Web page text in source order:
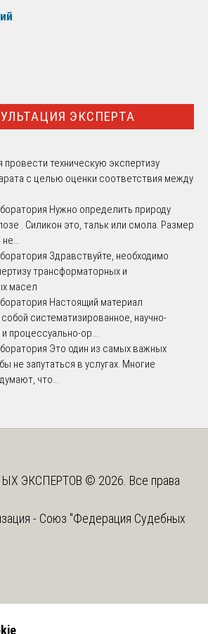
ЭКСПЕРТА
провести техническую экспертизу
с целью оценки соответствия между
Нужно определить природу
. Силикон это, тальк или смола. Размер
Здравствуйте, необходимо
трансформаторных и
масел
Настоящий материал
систематизированное, научно-
процессуально-ор...
Это один из самых важных
не запутаться в услугах. Многие
что...
ЭКСПЕРТОВ © 2026. Все права
- Союз "Федерация Судебных